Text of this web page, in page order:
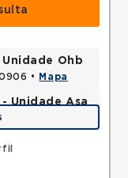
Ohb
• Mapa
Unidade Asa
•Mapa